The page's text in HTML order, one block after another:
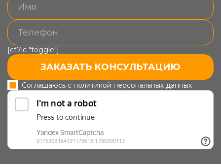
[cf7ic "toggle"]
ЗАКАЗАТЬ КОНСУЛЬТАЦИЮ
Соглашаюсь с политикой персональных данных